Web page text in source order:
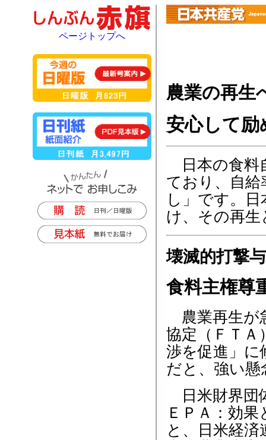
農業の再
安心して励
日本の食料
ており、自
し」です。
け、その再
壊滅的打撃
食料主権
農業再生が
協定（ＦＴＡ
渉を促進」に
だと、強い
日米財界団
ＥＰＡ：効
と、日米経
ページトップへ